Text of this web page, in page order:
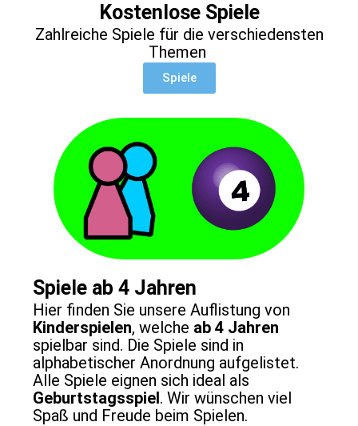
Kostenlose Spiele
Zahlreiche Spiele für die verschiedensten
Themen
Spiele
Spiele ab 4 Jahren
Hier finden Sie unsere Auflistung von
Kinderspielen, welche ab 4 Jahren
spielbar sind. Die Spiele sind in
alphabetischer Anordnung aufgelistet.
Alle Spiele eignen sich ideal als
Geburtstagsspiel. Wir wünschen viel
Spaß und Freude beim Spielen.